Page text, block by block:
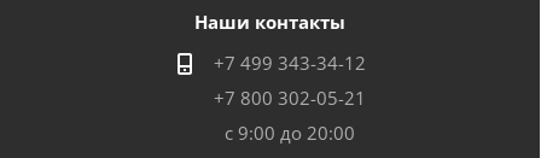
Наши контакты
+7 499 343-34-12
+7 800 302-05-21
с 9:00 до 20:00